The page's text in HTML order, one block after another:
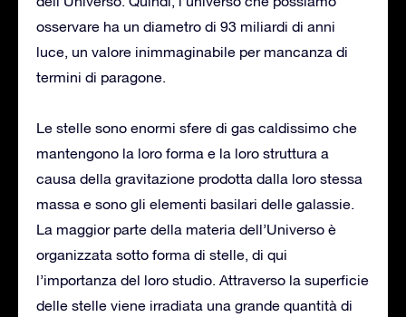
osservare ha un diametro di 93 miliardi di anni
luce, un valore inimmaginabile per mancanza di
termini di paragone.
Le stelle sono enormi sfere di gas caldissimo che
mantengono la loro forma e la loro struttura a
causa della gravitazione prodotta dalla loro stessa
massa e sono gli elementi basilari delle galassie.
La maggior parte della materia dell’Universo è
organizzata sotto forma di stelle, di qui
l’importanza del loro studio. Attraverso la superficie
delle stelle viene irradiata una grande quantità di